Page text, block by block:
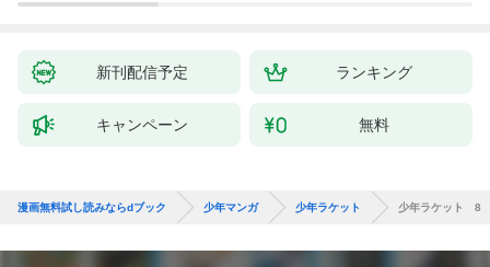
が、出世した元教え子
新刊配信予定 ランキング
キャンペーン 無料
漫画無料試し読みならdブック 少年マンガ 少年ラケット 少年ラケット 8